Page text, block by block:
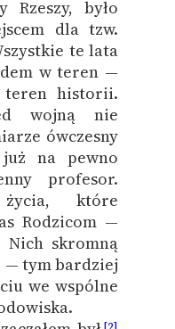
było
dla tzw.
te lata
w teren —
teren historii.
wojną nie
ówczesny
na pewno
profesor.
życia, które
Rodzicom —
Nich skromną
— tym bardziej
we wspólne